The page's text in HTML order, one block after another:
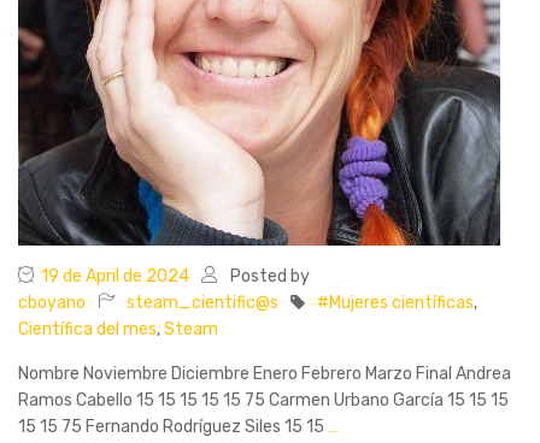
19 de April de 2024
Posted by
cboyano
steam_cientific@s #Mujeres científicas,
Científica del mes,Steam
Nombre Noviembre Diciembre Enero Febrero Marzo Final Andrea
Ramos Cabello 15 15 15 15 15 75 Carmen Urbano García 15 15 15
15 15 75 Fernando Rodríguez Siles 15 15 …